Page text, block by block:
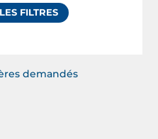
FILTRES
demandés